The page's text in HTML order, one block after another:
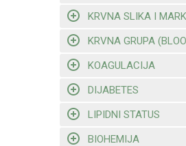
KRVNA SLIKA I
KRVNA GRUPA
KOAGULACIJA
DIJABETES
LIPIDNI STATUS
BIOHEMIJA